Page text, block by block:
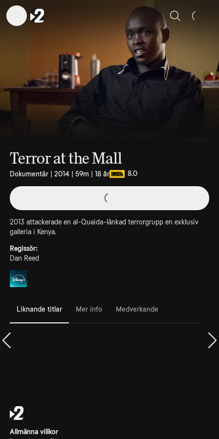
Sök
Terror at the Mall
Dokumentär | 2014 | 59m | 18 år 8.0
2013 attackerade en al-Quaida-länkad terrorgrupp en exklusiv
galleria i Kenya.
Regissör:
Dan Reed
Liknande titlar Mer info Medverkande
Allmänna villkor